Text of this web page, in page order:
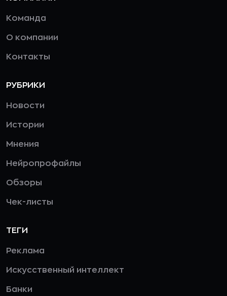
Команда
О компании
Контакты
РУБРИКИ
Новости
Истории
Мнения
Нейропрофайлы
Обзоры
Чек-листы
ТЕГИ
Реклама
Искусственный интеллект
Банки